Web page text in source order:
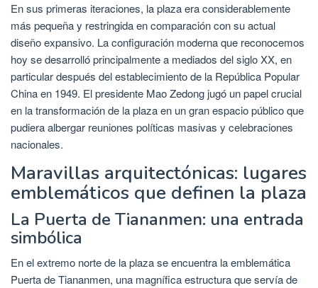
En sus primeras iteraciones, la plaza era considerablemente
más pequeña y restringida en comparación con su actual
diseño expansivo. La configuración moderna que reconocemos
hoy se desarrolló principalmente a mediados del siglo XX, en
particular después del establecimiento de la República Popular
China en 1949. El presidente Mao Zedong jugó un papel crucial
en la transformación de la plaza en un gran espacio público que
pudiera albergar reuniones políticas masivas y celebraciones
nacionales.
Maravillas arquitectónicas: lugares
emblemáticos que definen la plaza
La Puerta de Tiananmen: una entrada
simbólica
En el extremo norte de la plaza se encuentra la emblemática
Puerta de Tiananmen, una magnífica estructura que servía de